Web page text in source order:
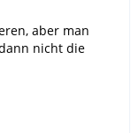
aber man
nicht die